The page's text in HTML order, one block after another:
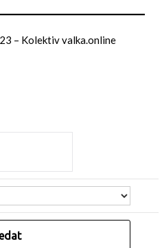
– Kolektiv valka.online